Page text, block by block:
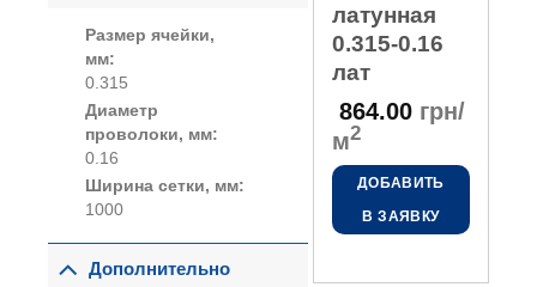
латунная
0.315-0.16
лат
864.00грн/
м2
ДОБАВИТЬ
В ЗАЯВКУ
Размер ячейки,
мм:
0.315
Диаметр
проволоки, мм:
0.16
Ширина сетки, мм:
1000
Дополнительно